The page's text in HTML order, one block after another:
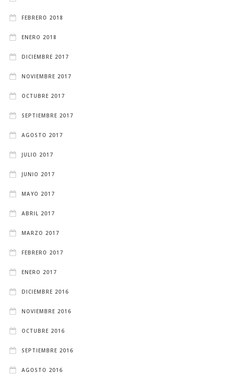
FEBRERO 2018
ENERO 2018
DICIEMBRE 2017
NOVIEMBRE 2017
OCTUBRE 2017
SEPTIEMBRE 2017
AGOSTO 2017
JULIO 2017
JUNIO 2017
MAYO 2017
ABRIL 2017
MARZO 2017
FEBRERO 2017
ENERO 2017
DICIEMBRE 2016
NOVIEMBRE 2016
OCTUBRE 2016
SEPTIEMBRE 2016
AGOSTO 2016